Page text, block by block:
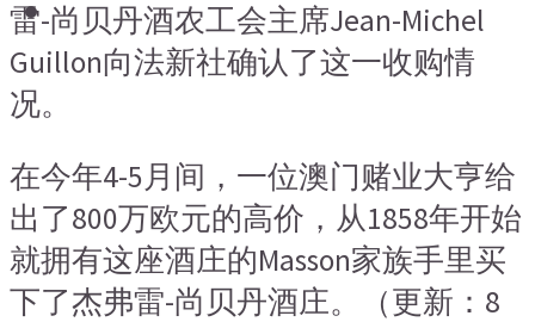
雷-尚贝丹酒农工会主席Jean-Michel
Guillon向法新社确认了这一收购情
况。
在今年4-5月间，一位澳门赌业大亨给
出了800万欧元的高价，从1858年开始
就拥有这座酒庄的Masson家族手里买
下了杰弗雷-尚贝丹酒庄。（更新：8